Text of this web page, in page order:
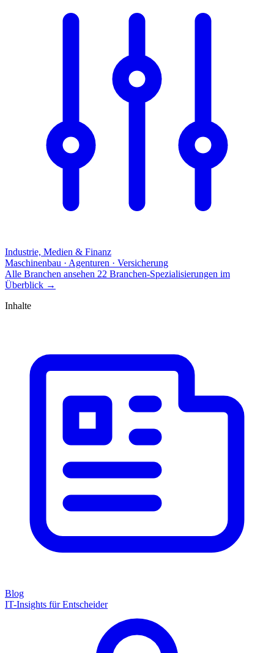
Industrie, Medien & Finanz
Maschinenbau · Agenturen · Versicherung
Alle Branchen ansehen 22 Branchen-Spezialisierungen im
Überblick →
Inhalte
Blog
IT-Insights für Entscheider